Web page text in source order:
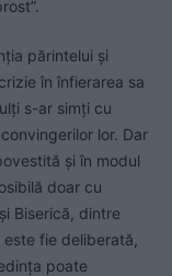
părintelui și
în înfierarea sa
s-ar simți cu
lor. Dar
și în modul
doar cu
Biserică, dintre
fie deliberată,
poate